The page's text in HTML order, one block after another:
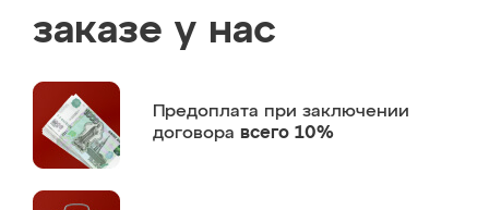
заказе у нас
Предоплата при заключении
договора всего 10%